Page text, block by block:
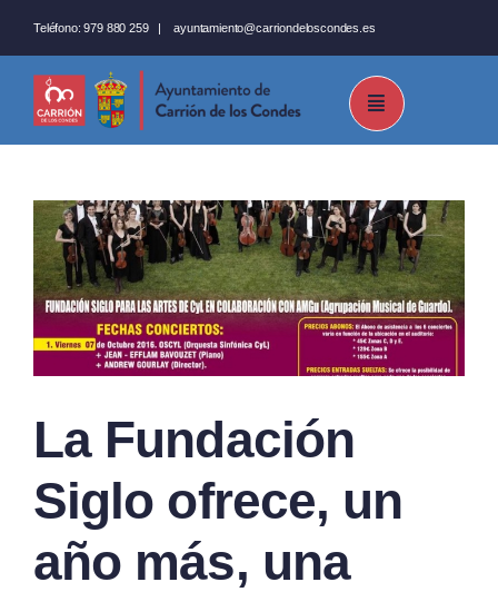
al
contenido
Teléfono: 979 880 259 |ayuntamiento@carriondeloscondes.es
La Fundación
Siglo ofrece, un
año más, una